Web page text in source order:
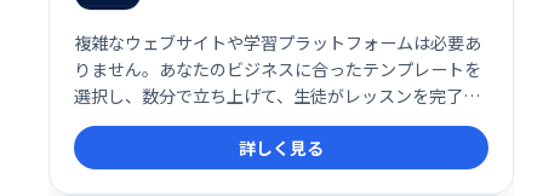
複雑なウェブサイトや学習プラットフォームは必要あ
りません。あなたのビジネスに合ったテンプレートを
選択し、数分で立ち上げて、生徒がレッスンを完了
し、より良い結果を得て、学習体験を愛するのを手伝
ってください。
詳しく見る